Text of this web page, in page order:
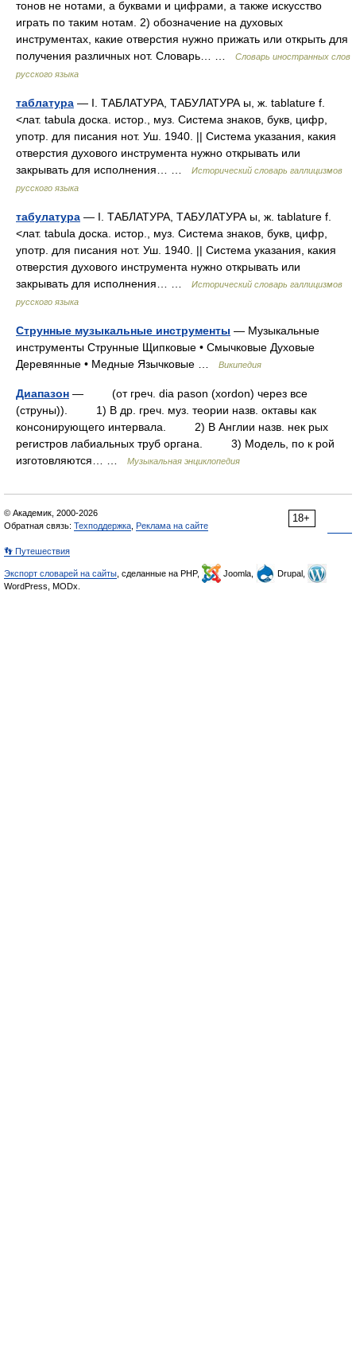
тонов не нотами, а буквами и цифрами, а также искусство
играть по таким нотам. 2) обозначение на духовых
инструментах, какие отверстия нужно прижать или открыть для
получения различных нот. Словарь… …
Словарь иностранных слов
русского языка
таблатура — I. ТАБЛАТУРА, ТАБУЛАТУРА ы, ж. tablature f.
<лат. tabula доска. истор., муз. Система знаков, букв, цифр,
употр. для писания нот. Уш. 1940. || Система указания, какия
отверстия духового инструмента нужно открывать или
закрывать для исполнения… …
Исторический словарь галлицизмов
русского языка
табулатура — I. ТАБЛАТУРА, ТАБУЛАТУРА ы, ж. tablature f.
<лат. tabula доска. истор., муз. Система знаков, букв, цифр,
употр. для писания нот. Уш. 1940. || Система указания, какия
отверстия духового инструмента нужно открывать или
закрывать для исполнения… …
Исторический словарь галлицизмов
русского языка
Струнные музыкальные инструменты — Музыкальные
инструменты Струнные Щипковые • Смычковые Духовые
Деревянные • Медные Язычковые …
Википедия
Диапазон — (от греч. dia pason (xordon) через все
(струны)). 1) В др. греч. муз. теории назв. октавы как
консонирующего интервала. 2) В Англии назв. нек рых
регистров лабиальных труб органа. 3) Модель, по к рой
изготовляются… …
Музыкальная энциклопедия
18+
© Академик, 2000-2026
Обратная связь: Техподдержка Реклама на сайте
👣 Путешествия
Экспорт словарей на сайты , сделанные на PHP, Joomla,
Drupal,
WordPress, MODx.